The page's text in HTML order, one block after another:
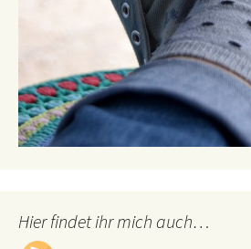
Hier findet ihr mich auch…